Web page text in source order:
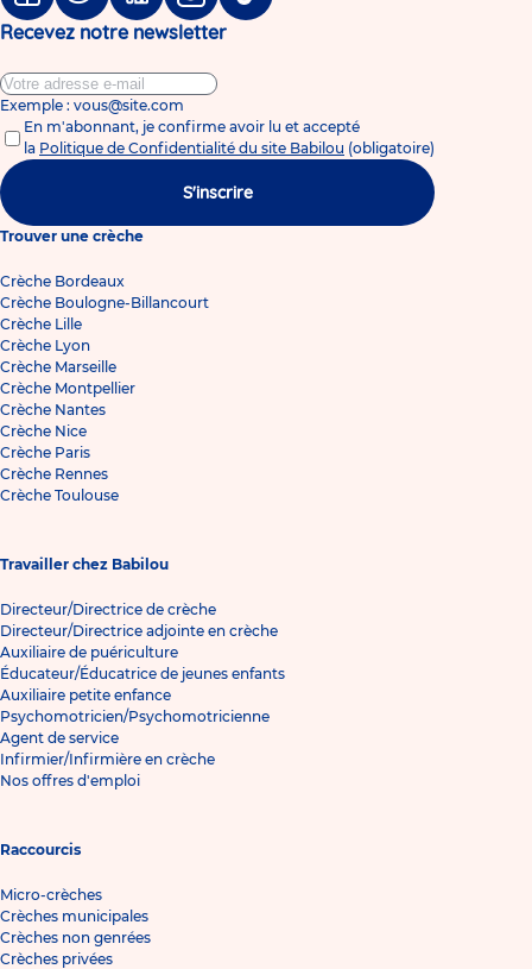
FacebookTwitter LinkedinInstagramTiktok
Recevez notre newsletter
Exemple : vous@site.com
En m'abonnant, je confirme avoir lu et accepté
la Politique de Confidentialité du site Babilou (obligatoire)
S'inscrire
Trouver une crèche
Crèche Bordeaux
Crèche Boulogne-Billancourt
Crèche Lille
Crèche Lyon
Crèche Marseille
Crèche Montpellier
Crèche Nantes
Crèche Nice
Crèche Paris
Crèche Rennes
Crèche Toulouse
Travailler chez Babilou
Directeur/Directrice de crèche
Directeur/Directrice adjointe en crèche
Auxiliaire de puériculture
Éducateur/Éducatrice de jeunes enfants
Auxiliaire petite enfance
Psychomotricien/Psychomotricienne
Agent de service
Infirmier/Infirmière en crèche
Nos offres d'emploi
Raccourcis
Micro-crèches
Crèches municipales
Crèches non genrées
Crèches privées